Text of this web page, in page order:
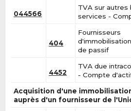
044566
TVA sur autres
services -
404
Fournisseurs
de passif
4452
TVA due
- Compte
Acquisition d'une
auprès d'un fournisseur de